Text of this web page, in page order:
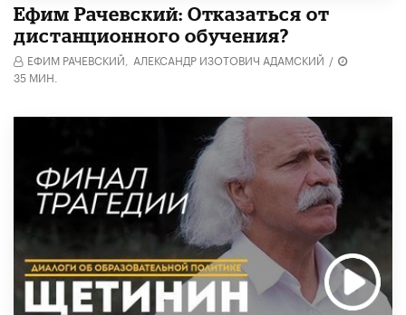
Ефим Рачевский: Отказаться от
дистанционного обучения?
ЕФИМ РАЧЕВСКИЙ, АЛЕКСАНДР ИЗОТОВИЧ АДАМСКИЙ /
35 МИН.